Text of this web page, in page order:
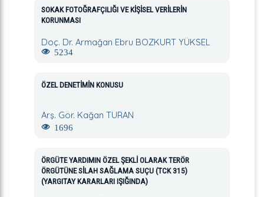
SOKAK FOTOĞRAFÇILIĞI VE KİŞİSEL VERİLERİN
KORUNMASI
Doç. Dr. Armağan Ebru BOZKURT YÜKSEL
5234
ÖZEL DENETİMİN KONUSU
Arş. Gör. Kağan TURAN
1696
ÖRGÜTE YARDIMIN ÖZEL ŞEKLİ OLARAK TERÖR
ÖRGÜTÜNE SİLAH SAĞLAMA SUÇU (TCK 315)
(YARGITAY KARARLARI IŞIĞINDA)